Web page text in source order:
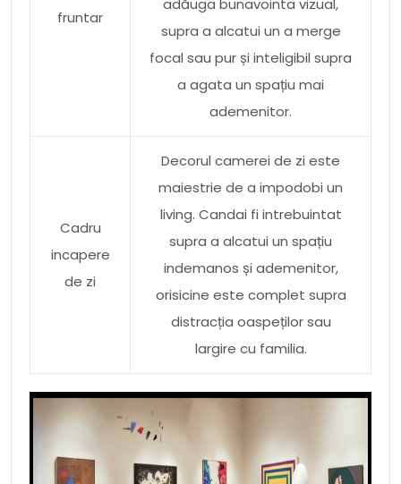
fruntar
adăuga bunavointa vizual,
supra a alcatui un a merge
focal sau pur și inteligibil supra
a agata un spațiu mai
ademenitor.
Cadru
incapere
de zi
Decorul camerei de zi este
maiestrie de a impodobi un
living. Candai fi intrebuintat
supra a alcatui un spațiu
indemanos și ademenitor,
orisicine este complet supra
distracția oaspeților sau
largire cu familia.